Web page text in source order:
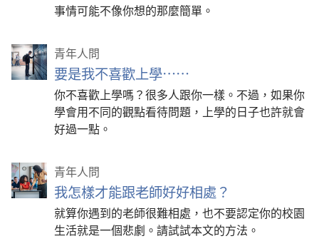
事情可能不像你想的那麼簡單。
青年人問
要是我不喜歡上學……
你不喜歡上學嗎？很多人跟你一樣。不過，如果你
學會用不同的觀點看待問題，上學的日子也許就會
好過一點。
青年人問
我怎樣才能跟老師好好相處？
就算你遇到的老師很難相處，也不要認定你的校園
生活就是一個悲劇。請試試本文的方法。